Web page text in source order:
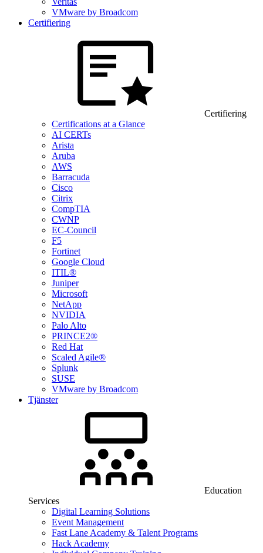
VMware by Broadcom
Certifiering
Certifiering
Certifications at a Glance
AI CERTs
Arista
Aruba
AWS
Barracuda
Cisco
Citrix
CompTIA
CWNP
EC-Council
F5
Fortinet
Google Cloud
ITIL®
Juniper
Microsoft
NetApp
NVIDIA
Palo Alto
PRINCE2®
Red Hat
Scaled Agile®
Splunk
SUSE
VMware by Broadcom
Tjänster
Education
Services
Digital Learning Solutions
Event Management
Fast Lane Academy & Talent Programs
Hack Academy